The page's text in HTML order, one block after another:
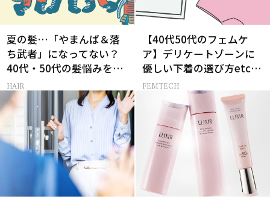
夏の髪…「やまんば＆落
ち武者」になってない？
40代・50代の髪悩みをレ
スキューする裏ワザ
HAIR
【40代50代のフェムケ
ア】デリケートゾーンに
優しい下着の選び方etc.
をプロが解説！
FEMTECH